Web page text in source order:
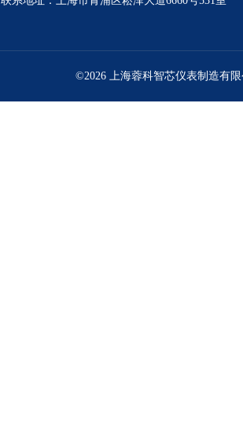
©2026 上海蓉科智芯仪表制造有